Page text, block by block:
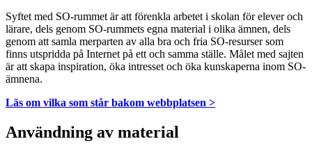
Syftet med SO-rummet är att förenkla arbetet i skolan för elever och
lärare, dels genom SO-rummets egna material i olika ämnen, dels
genom att samla merparten av alla bra och fria SO-resurser som
finns utspridda på Internet på ett och samma ställe. Målet med sajten
är att skapa inspiration, öka intresset och öka kunskaperna inom SO-
ämnena.
Läs om vilka som står bakom webbplatsen >
Användning av material